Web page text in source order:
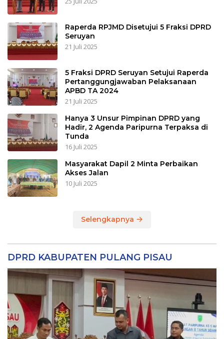
Raperda RPJMD Disetujui 5 Fraksi DPRD
Seruyan
21 Juli 2025
5 Fraksi DPRD Seruyan Setujui Raperda
Pertanggungjawaban Pelaksanaan
APBD TA 2024
21 Juli 2025
Hanya 3 Unsur Pimpinan DPRD yang
Hadir, 2 Agenda Paripurna Terpaksa di
Tunda
16 Juli 2025
Masyarakat Dapil 2 Minta Perbaikan
Akses Jalan
10 Juli 2025
Selengkapnya
DPRD KABUPATEN PULANG PISAU